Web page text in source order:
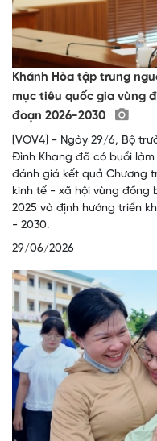
Khánh Hòa tập trung
mục tiêu quốc gia vùng
đoạn 2026-2030
[VOV4] - Ngày 29/6, Bộ
Đình Khang đã có buổi làm
đánh giá kết quả Chương
kinh tế - xã hội vùng đồng
2025 và định hướng triển
- 2030.
29/06/2026